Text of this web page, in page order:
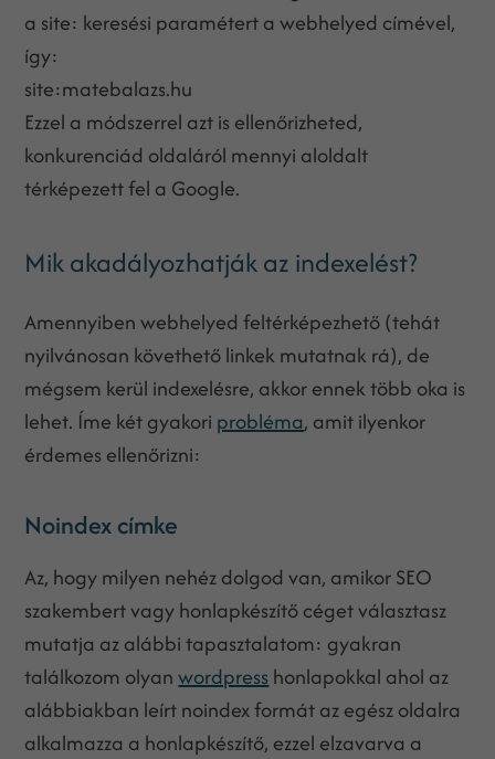
a site: keresési paramétert a webhelyed címével,
így:
site:matebalazs.hu
Ezzel a módszerrel azt is ellenőrizheted,
konkurenciád oldaláról mennyi aloldalt
térképezett fel a Google.
Mik akadályozhatják az indexelést?
Amennyiben webhelyed feltérképezhető (tehát
nyilvánosan követhető linkek mutatnak rá), de
mégsem kerül indexelésre, akkor ennek több oka is
lehet. Íme két gyakori probléma, amit ilyenkor
érdemes ellenőrizni:
Noindex címke
Az, hogy milyen nehéz dolgod van, amikor SEO
szakembert vagy honlapkészítő céget választasz
mutatja az alábbi tapasztalatom: gyakran
találkozom olyanwordpress honlapokkal ahol az
alábbiakban leírt noindex formát az egész oldalra
alkalmazza a honlapkészítő, ezzel elzavarva a